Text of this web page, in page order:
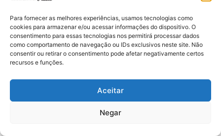
Para fornecer as melhores experiências, usamos tecnologias como
cookies para armazenar e/ou acessar informações do dispositivo. O
consentimento para essas tecnologias nos permitirá processar dados
como comportamento de navegação ou IDs exclusivos neste site. Não
consentir ou retirar o consentimento pode afetar negativamente certos
recursos e funções.
Aceitar
Negar
Brasil: Policia Federal investiga
antes das eleições